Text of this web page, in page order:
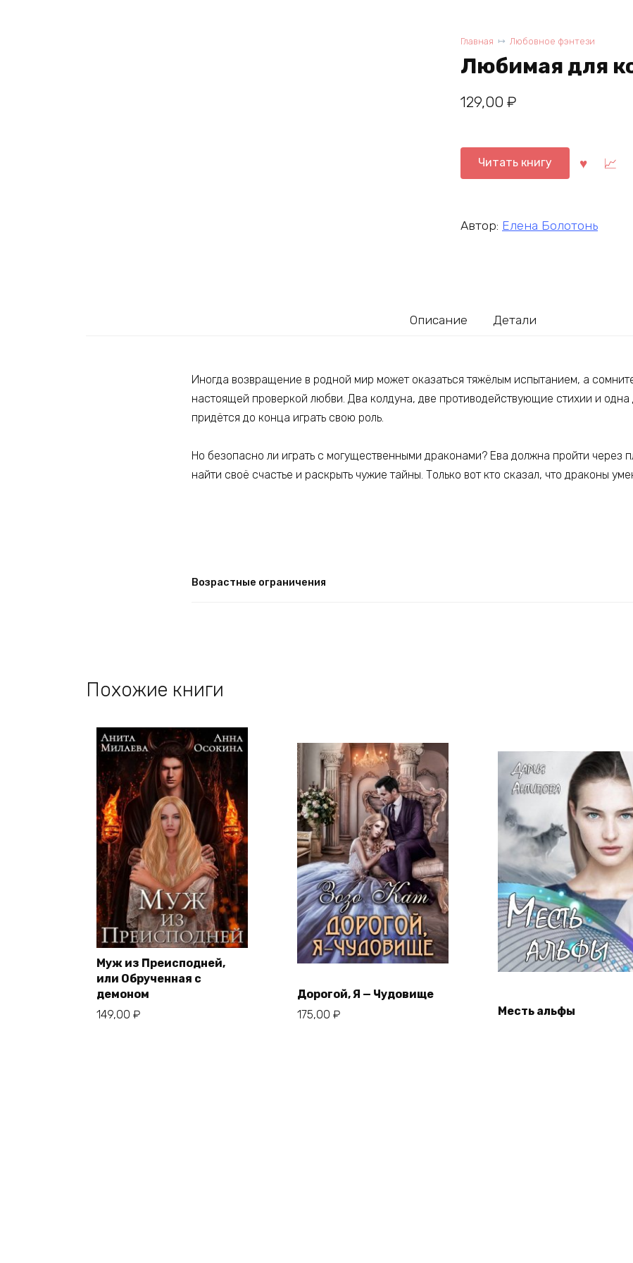
Главная Любовное фэнтези
Любимая для
129,00 ₽
Читать книгу
Автор: Елена Болотонь
Описание Детали
Иногда возвращение в родной мир может оказаться тяжёлым испытанием, а
настоящей проверкой любви. Два колдуна, две противодействующие стихии и одна
придётся до конца играть свою роль.
Но безопасно ли играть с могущественными драконами? Ева должна пройти через
найти своё счастье и раскрыть чужие тайны. Только вот кто сказал, что драконы
Возрастные ограничения
Похожие книги
Муж из Преисподней,
или Обрученная с
демоном
149,00 ₽
Дорогой, Я — Чудовище
175,00 ₽ Месть альфы